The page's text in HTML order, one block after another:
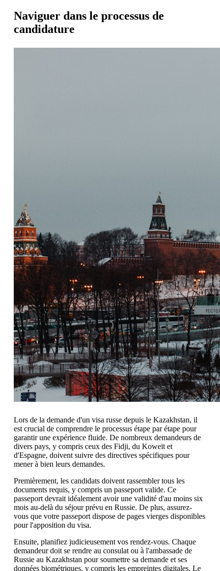
Naviguer dans le processus de
candidature
Lors de la demande d'un visa russe depuis le Kazakhstan, il
est crucial de comprendre le processus étape par étape pour
garantir une expérience fluide. De nombreux demandeurs de
divers pays, y compris ceux des Fidji, du Koweït et
d'Espagne, doivent suivre des directives spécifiques pour
mener à bien leurs demandes.
Premièrement, les candidats doivent rassembler tous les
documents requis, y compris un passeport valide. Ce
passeport devrait idéalement avoir une validité d'au moins six
mois au-delà du séjour prévu en Russie. De plus, assurez-
vous que votre passeport dispose de pages vierges disponibles
pour l'apposition du visa.
Ensuite, planifiez judicieusement vos rendez-vous. Chaque
demandeur doit se rendre au consulat ou à l'ambassade de
Russie au Kazakhstan pour soumettre sa demande et ses
données biométriques, y compris les empreintes digitales. Le